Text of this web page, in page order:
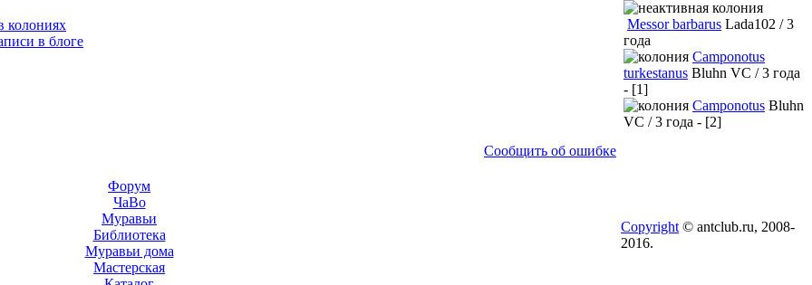
колониях
в блоге
Сообщить об ошибке
Messor barbarus Lada102 / 3
года
Camponotus
turkestanus Bluhn VC / 3 года
- [1]
Camponotus Bluhn
VC / 3 года - [2]
Форум
ЧаВо
Муравьи
Библиотека
Муравьи дома
Мастерская
Copyright © antclub.ru, 2008-
2016.